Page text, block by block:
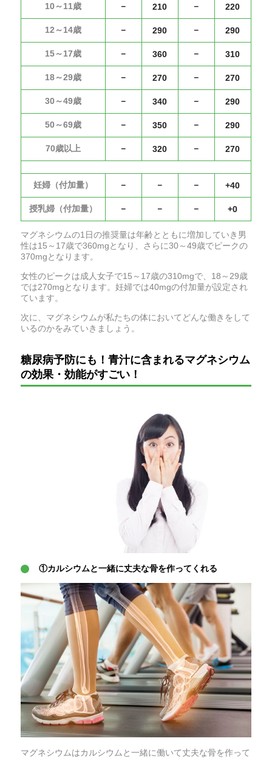
10～11歳 － 210 － 220
12～14歳 － 290 － 290
15～17歳 － 360 － 310
18～29歳 － 270 － 270
30～49歳 － 340 － 290
50～69歳 － 350 － 290
70歳以上 － 320 － 270
妊婦（付加量） － － － +40
授乳婦（付加量） － － － +0
マグネシウムの1日の推奨量は年齢とともに増加していき男
性は15～17歳で360mgとなり、さらに30～49歳でピークの
370mgとなります。
女性のピークは成人女子で15～17歳の310mgで、18～29歳
では270mgとなります。妊婦では40mgの付加量が設定され
ています。
次に、マグネシウムが私たちの体においてどんな働きをして
いるのかをみていきましょう。
糖尿病予防にも！青汁に含まれるマグネシウム
の効果・効能がすごい！
①カルシウムと一緒に丈夫な骨を作ってくれる
マグネシウムはカルシウムと一緒に働いて丈夫な骨を作って